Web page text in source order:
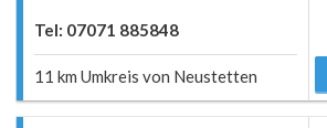
Tel: 07071 885848
11 km Umkreis von Neustetten